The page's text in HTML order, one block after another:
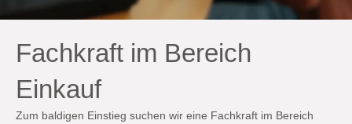
Fachkraft im Bereich
Einkauf
Zum baldigen Einstieg suchen wir eine Fachkraft im Bereich